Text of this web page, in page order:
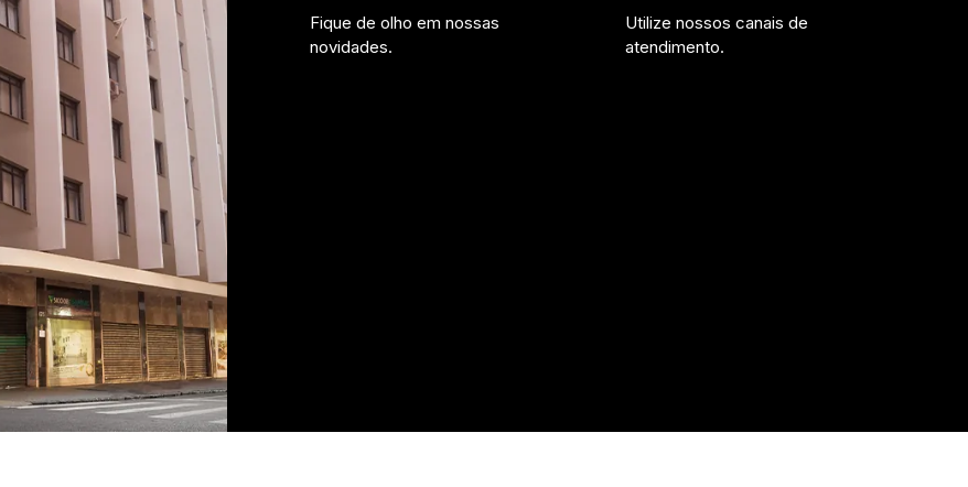
Fique de olho em nossas
novidades.
Utilize nossos canais de
atendimento.